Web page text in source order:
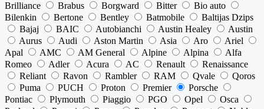
Brilliance
Brabus Borgward Bitter
Bio auto
Bilenkin
Bertone Bentley Batmobile
Baltijas Dzips
Bajaj
BAIC Autobianchi Austin Healey
Austin
Aurus
Audi Aston Martin Asia Aro
Ariel
Apal
AMC AM General Alpine Alpina
Alfa
Romeo
Adler Acura AC Renault
Renaissance
Reliant
Ravon Rambler RAM Qvale
Qoros
Puma
PUCH Proton Premier
Porsche
Pontiac
Plymouth Piaggio PGO Opel
Osca